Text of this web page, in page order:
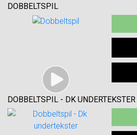
DOBBELTSPIL
DOBBELTSPIL - DK UNDERTEKSTER